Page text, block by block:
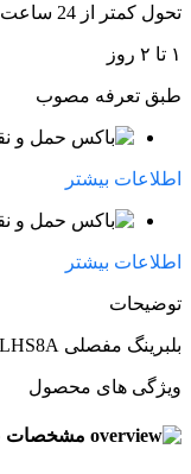
تحول کمتر از 24 ساعت مخصوص تهران
۱ تا ۲ روز
طبق تعرفه مصوب
اطلاعات بیشتر
اطلاعات بیشتر
توضیحات
بلبرینگ مفصلی LHS8A
ویژگی های محصول
مشخصات